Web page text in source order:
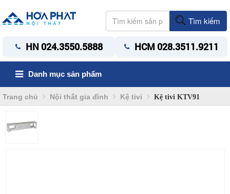
Tìm kiếm
HN 024.3550.5888 HCM 028.3511.9211
Danh mục sản phẩm
Trang chủ Nội thất gia đình Kệ tivi Kệ tivi KTV91